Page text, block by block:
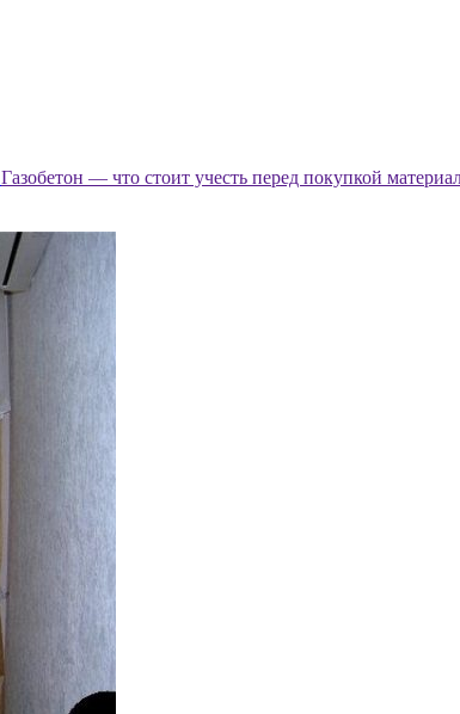
Газобетон — что стоит учесть перед покупкой